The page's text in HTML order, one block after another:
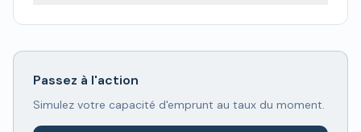
Passez à l'action
Simulez votre capacité d'emprunt au taux du moment.